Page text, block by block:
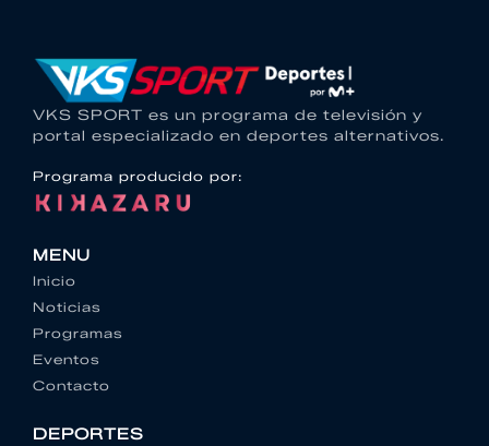
VKS SPORT es un programa de televisión y
portal especializado en deportes alternativos.
Programa producido por:
MENU
Inicio
Noticias
Programas
Eventos
Contacto
DEPORTES